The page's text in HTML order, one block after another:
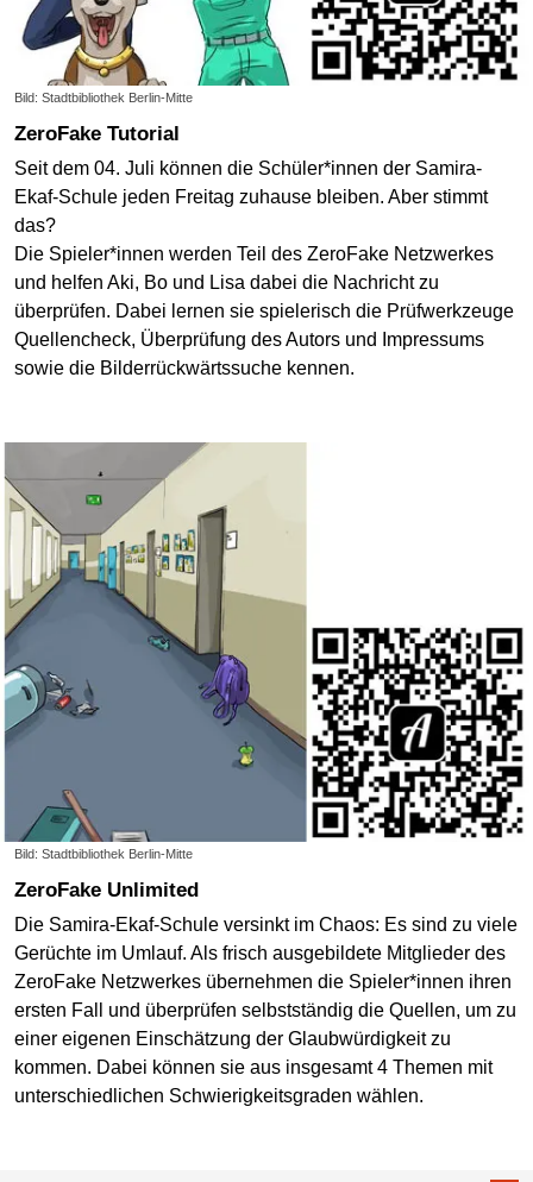
Bild: Stadtbibliothek Berlin-Mitte
ZeroFake Tutorial
Seit dem 04. Juli können die Schüler*innen der Samira-
Ekaf-Schule jeden Freitag zuhause bleiben. Aber stimmt
das?
Die Spieler*innen werden Teil des ZeroFake Netzwerkes
und helfen Aki, Bo und Lisa dabei die Nachricht zu
überprüfen. Dabei lernen sie spielerisch die Prüfwerkzeuge
Quellencheck, Überprüfung des Autors und Impressums
sowie die Bilderrückwärtssuche kennen.
Bild: Stadtbibliothek Berlin-Mitte
ZeroFake Unlimited
Die Samira-Ekaf-Schule versinkt im Chaos: Es sind zu viele
Gerüchte im Umlauf. Als frisch ausgebildete Mitglieder des
ZeroFake Netzwerkes übernehmen die Spieler*innen ihren
ersten Fall und überprüfen selbstständig die Quellen, um zu
einer eigenen Einschätzung der Glaubwürdigkeit zu
kommen. Dabei können sie aus insgesamt 4 Themen mit
unterschiedlichen Schwierigkeitsgraden wählen.